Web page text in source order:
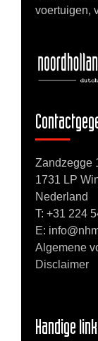
voertuigen,
Zandzegge
1731 LP
Nederland
T: +31 224
E:
Algemene
Disclaimer
Handige